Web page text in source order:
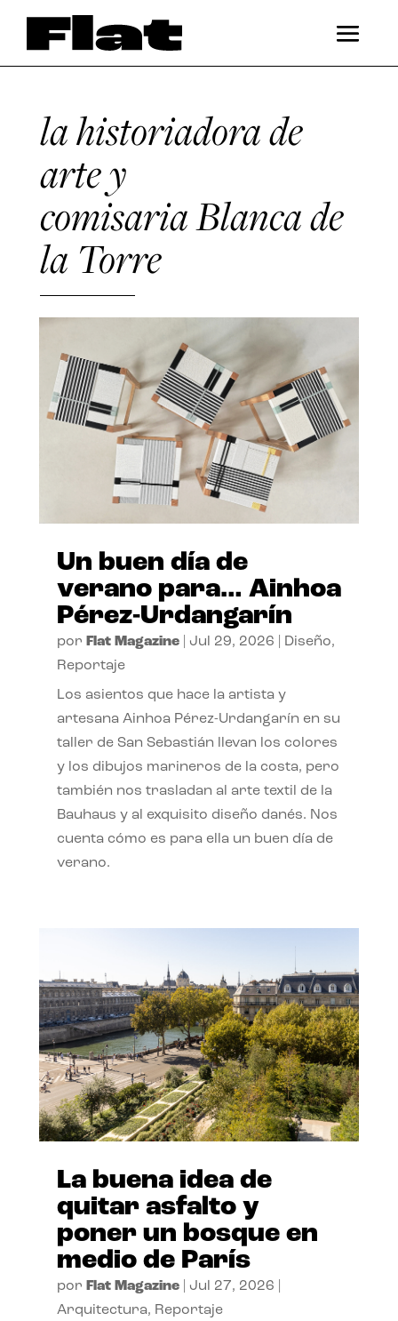
la historiadora de
arte y
comisaria Blanca de
la Torre
Un buen día de
verano para… Ainhoa
Pérez-Urdangarín
por Flat Magazine| Jul 29, 2026 Diseño,
Reportaje
Los asientos que hace la artista y
artesana Ainhoa Pérez-Urdangarín en su
taller de San Sebastián llevan los colores
y los dibujos marineros de la costa, pero
también nos trasladan al arte textil de la
Bauhaus y al exquisito diseño danés. Nos
cuenta cómo es para ella un buen día de
verano.
La buena idea de
quitar asfalto y
poner un bosque en
medio de París
por Flat Magazine| Jul 27, 2026
Arquitectura, Reportaje